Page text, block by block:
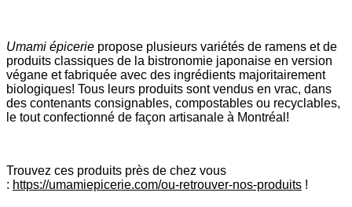
Umami épicerie propose plusieurs variétés de ramens et de
produits classiques de la bistronomie japonaise en version
végane et fabriquée avec des ingrédients majoritairement
biologiques! Tous leurs produits sont vendus en vrac, dans
des contenants consignables, compostables ou recyclables,
le tout confectionné de façon artisanale à Montréal!
Trouvez ces produits près de chez vous
: https://umamiepicerie.com/ou-retrouver-nos-produits !